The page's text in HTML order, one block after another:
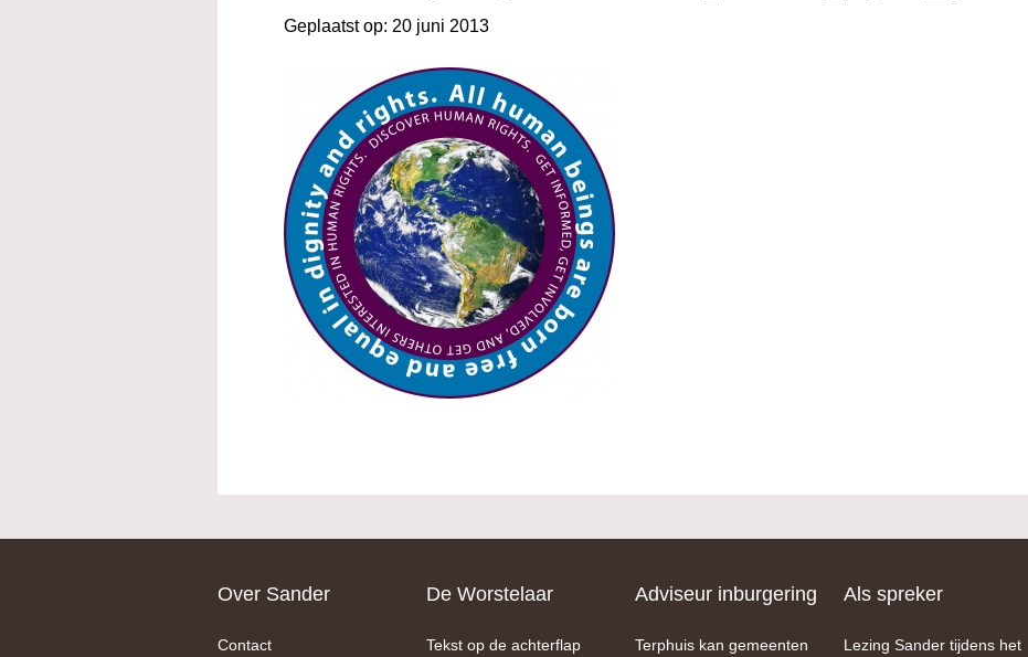
Geplaatst op: 20 juni 2013
Over Sander
Contact
De Worstelaar
Tekst op de achterflap
Adviseur inburgering
Terphuis kan gemeenten
Als spreker
Lezing Sander tijdens het